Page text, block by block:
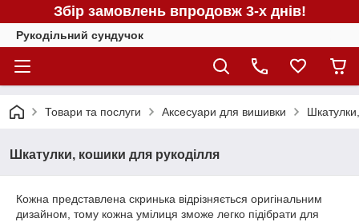
Збір замовлень впродовж 3-х днів!
Рукодільний сундучок
Товари та послуги Аксесуари для вишивки
Шкатулки, кошики для рукоділля
Кожна представлена скринька відрізняється оригінальним
дизайном, тому кожна умілиця зможе легко підібрати для